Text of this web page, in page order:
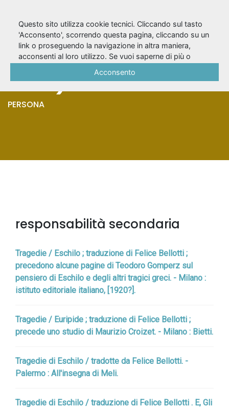
Bellotti, Felice (1786-
1858)
PERSONA
responsabilità secondaria
Tragedie / Eschilo ; traduzione di Felice Bellotti ;
precedono alcune pagine di Teodoro Gomperz sul
pensiero di Eschilo e degli altri tragici greci. - Milano :
istituto editoriale italiano, [1920?].
Tragedie / Euripide ; traduzione di Felice Bellotti ;
precede uno studio di Maurizio Croizet. - Milano : Bietti.
Tragedie di Eschilo / tradotte da Felice Bellotti. -
Palermo : All'insegna di Meli.
Tragedie di Eschilo / traduzione di Felice Bellotti . E, Gli
Questo sito utilizza cookie tecnici. Cliccando sul tasto
'Acconsento', scorrendo questa pagina, cliccando su un
link o proseguendo la navigazione in altra maniera,
acconsenti al loro utilizzo. Se vuoi saperne di più o
Acconsento